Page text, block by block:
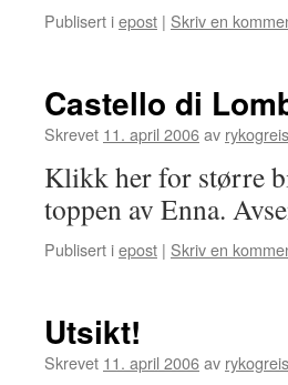
Publisert iepost | Skriv en
Castello di
Skrevet 11. april 2006av rykogreis
Klikk her for større
toppen av Enna.
Publisert iepost | Skriv en
Utsikt!
Skrevet 11. april 2006av rykogreis